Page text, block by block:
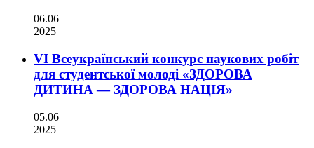
06.06
2025
VІ Всеукраїнський конкурс наукових робіт
для студентської молоді «ЗДОРОВА
ДИТИНА — ЗДОРОВА НАЦІЯ»
05.06
2025